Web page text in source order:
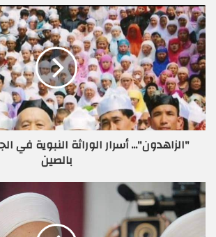
ي
د
ك
ا
ل
إ
ل
ك
ت
ي
"الزاهدون"... أسرار الوراثة النبوية في
بالصين